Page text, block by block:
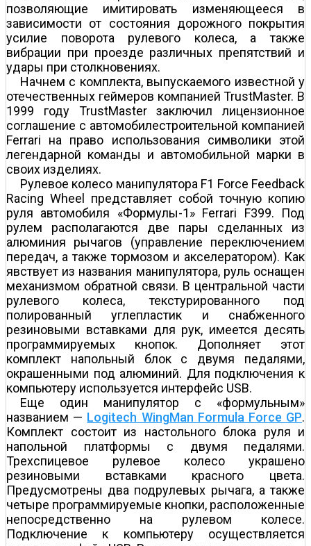
позволяющие имитировать изменяющееся в
зависимости от состояния дорожного покрытия
усилие поворота рулевого колеса, а также
вибрации при проезде различных препятствий и
удары при столкновениях.
Начнем с комплекта, выпускаемого известной у
отечественных геймеров компанией TrustMaster. В
1999 году TrustMaster заключил лицензионное
соглашение с автомобилестроительной компанией
Ferrari на право использования символики этой
легендарной команды и автомобильной марки в
своих изделиях.
Рулевое колесо манипулятора F1 Force Feedback
Racing Wheel представляет собой точную копию
руля автомобиля «Формулы-1» Ferrari F399. Под
рулем располагаются две пары сделанных из
алюминия рычагов (управление переключением
передач, а также тормозом и акселератором). Как
явствует из названия манипулятора, руль оснащен
механизмом обратной связи. В центральной части
рулевого колеса, текстурированного под
полированный углепластик и снабженного
резиновыми вставками для рук, имеется десять
программируемых кнопок. Дополняет этот
комплект напольный блок с двумя педалями,
окрашенными под алюминий. Для подключения к
компьютеру используется интерфейс USB.
Еще один манипулятор с «формульным»
названием — Logitech WingMan Formula Force GP.
Комплект состоит из настольного блока руля и
напольной платформы с двумя педалями.
Трехспицевое рулевое колесо украшено
резиновыми вставками красного цвета.
Предусмотрены два подрулевых рычага, а также
четыре программируемые кнопки, расположенные
непосредственно на рулевом колесе.
Подключение к компьютеру осуществляется